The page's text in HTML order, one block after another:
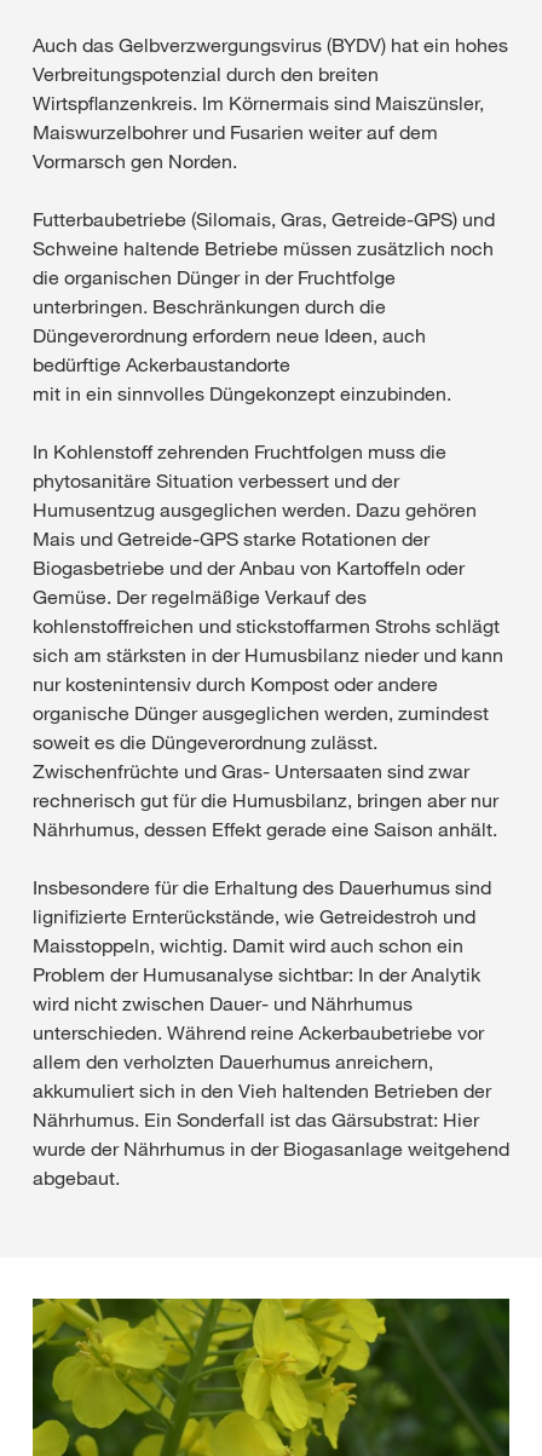
Auch das Gelbverzwergungsvirus (BYDV) hat ein hohes
Verbreitungspotenzial durch den breiten
Wirtspflanzenkreis. Im Körnermais sind Maiszünsler,
Maiswurzelbohrer und Fusarien weiter auf dem
Vormarsch gen Norden.
Futterbaubetriebe (Silomais, Gras, Getreide-GPS) und
Schweine haltende Betriebe müssen zusätzlich noch
die organischen Dünger in der Fruchtfolge
unterbringen. Beschränkungen durch die
Düngeverordnung erfordern neue Ideen, auch
bedürftige Ackerbaustandorte
mit in ein sinnvolles Düngekonzept einzubinden.
In Kohlenstoff zehrenden Fruchtfolgen muss die
phytosanitäre Situation verbessert und der
Humusentzug ausgeglichen werden. Dazu gehören
Mais und Getreide-GPS starke Rotationen der
Biogasbetriebe und der Anbau von Kartoffeln oder
Gemüse. Der regelmäßige Verkauf des
kohlenstoffreichen und stickstoffarmen Strohs schlägt
sich am stärksten in der Humusbilanz nieder und kann
nur kostenintensiv durch Kompost oder andere
organische Dünger ausgeglichen werden, zumindest
soweit es die Düngeverordnung zulässt.
Zwischenfrüchte und Gras- Untersaaten sind zwar
rechnerisch gut für die Humusbilanz, bringen aber nur
Nährhumus, dessen Effekt gerade eine Saison anhält.
Insbesondere für die Erhaltung des Dauerhumus sind
lignifizierte Ernterückstände, wie Getreidestroh und
Maisstoppeln, wichtig. Damit wird auch schon ein
Problem der Humusanalyse sichtbar: In der Analytik
wird nicht zwischen Dauer- und Nährhumus
unterschieden. Während reine Ackerbaubetriebe vor
allem den verholzten Dauerhumus anreichern,
akkumuliert sich in den Vieh haltenden Betrieben der
Nährhumus. Ein Sonderfall ist das Gärsubstrat: Hier
wurde der Nährhumus in der Biogasanlage weitgehend
abgebaut.